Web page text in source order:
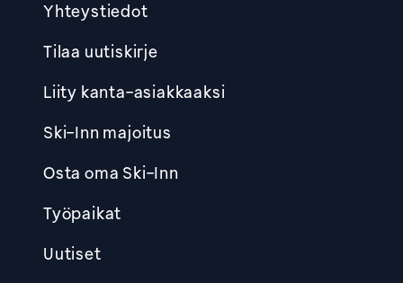
Yhteystiedot
Tilaa uutiskirje
Liity kanta-asiakkaaksi
Ski-Inn majoitus
Osta oma Ski-Inn
Työpaikat
Uutiset